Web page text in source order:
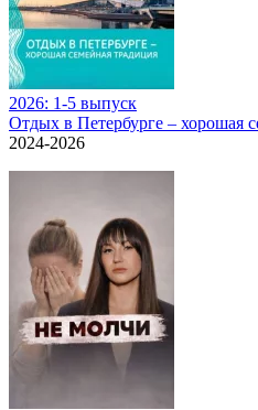
2026: 1-5 выпуск
Отдых в Петербурге – хорошая
2024-2026